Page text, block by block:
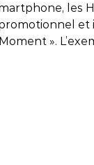
les
et
».